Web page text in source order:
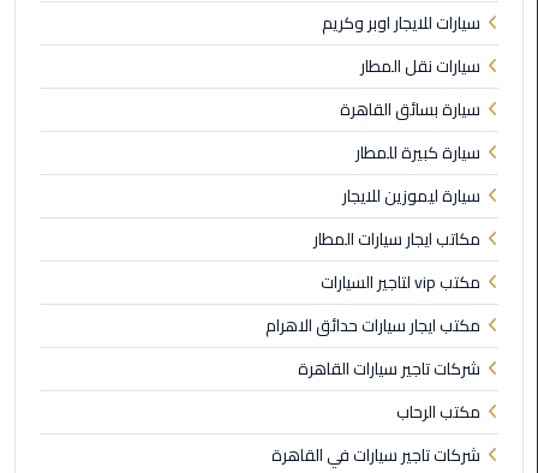
المنوفية
ليموزين
البحيرة
ليموزين
بلطيم
ليموزين
بورسعيد
ليموزين
الشرقية
ليموزين
بنها
سيارات للايجار اوبر وكريم
سيارات نقل المطار
سيارة بسائق القاهرة
سيارة كبيرة للمطار
سيارة ليموزين للايجار
مكاتب ايجار سيارات المطار
مكتب vip لتاجير السيارات
مكتب ايجار سيارات حدائق الاهرام
شركات تاجير سيارات القاهرة
مكتب الرحاب
شركات تاجير سيارات في القاهرة